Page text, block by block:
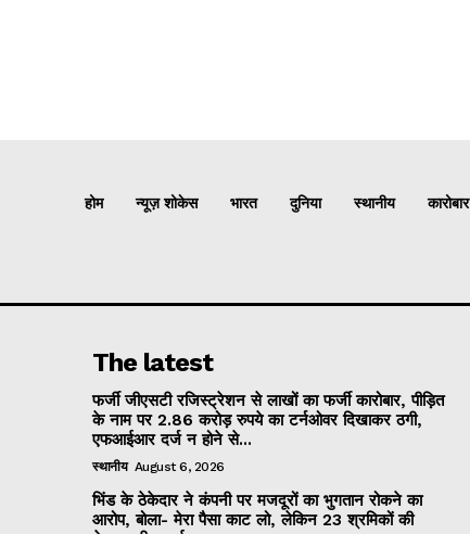
होम न्यूज़ शोकेस भारत दुनिया स्थानीय कारोबार
The latest
फर्जी जीएसटी रजिस्ट्रेशन से लाखों का फर्जी कारोबार, पीड़ित
के नाम पर 2.86 करोड़ रुपये का टर्नओवर दिखाकर ठगी,
एफआईआर दर्ज न होने से...
स्थानीय August 6, 2026
भिंड के ठेकेदार ने कंपनी पर मजदूरों का भुगतान रोकने का
आरोप, बोला- मेरा पैसा काट लो, लेकिन 23 श्रमिकों की